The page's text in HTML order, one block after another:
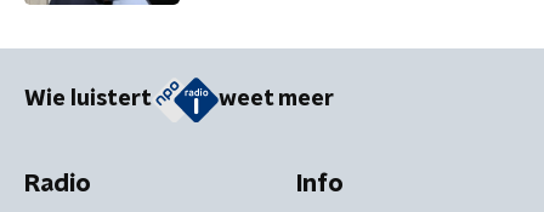
Wie luistert weet meer
Radio Info